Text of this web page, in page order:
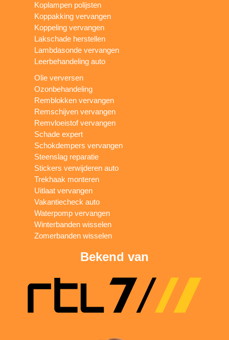
Koplampen polijsten
Koppakking vervangen
Koppeling vervangen
Lakschade herstellen
Lambdasonde vervangen
Leerbehandeling auto
Olie verversen
Ozonbehandeling
Remblokken vervangen
Remschijven vervangen
Remvloeistof vervangen
Schade expert
Schokdempers vervangen
Steenslag reparatie
Stickers verwijderen auto
Trekhaak monteren
Uitlaat vervangen
Vakantiecheck auto
Waterpomp vervangen
Winterbanden wisselen
Zomerbanden wisselen
Bekend van